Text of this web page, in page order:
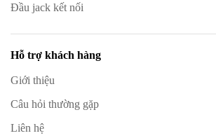
Đầu jack kết nối
Hỗ trợ khách hàng
Giới thiệu
Câu hỏi thường gặp
Liên hệ